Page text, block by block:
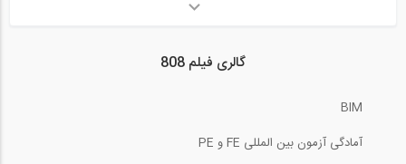
گالری فیلم 808
BIM
آمادگی آزمون بین المللی FE و PE